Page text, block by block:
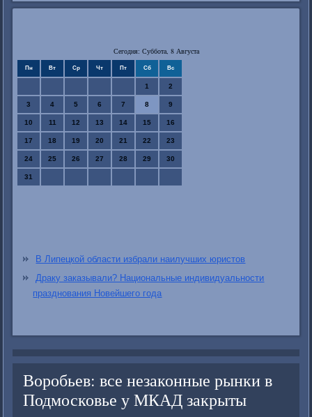
Сегодня: Суббота, 8 Августа
Пн Вт Ср Чт Пт Сб Вс
1 2
3 4 5 6 7 8 9
10 11 12 13 14 15 16
17 18 19 20 21 22 23
24 25 26 27 28 29 30
31
В Липецкой области избрали наилучших юристов
Драку заказывали? Национальные индивидуальности
празднования Новейшего года
Воробьев: все незаконные рынки в
Подмосковье у МКАД закрыты